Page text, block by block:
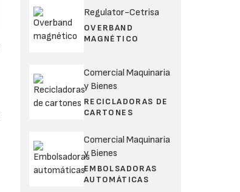
Regulator-Cetrisa
OVERBAND
MAGNÉTICO
Comercial Maquinaria
y Bienes
RECICLADORAS DE
CARTONES
Comercial Maquinaria
y Bienes
EMBOLSADORAS
AUTOMÁTICAS